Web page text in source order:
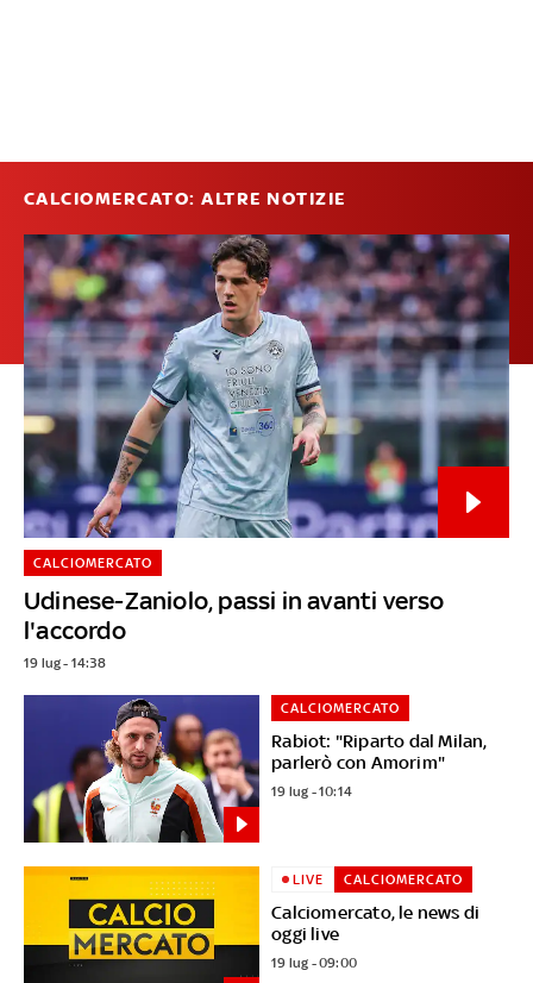
CALCIOMERCATO: ALTRE NOTIZIE
Udinese-Zaniolo, passi in avanti verso
l'accordo
CALCIOMERCATO
19 lug - 14:38
Rabiot: "Riparto dal Milan,
parlerò con Amorim"
CALCIOMERCATO
19 lug - 10:14
Calciomercato, le news di
oggi live
LIVE CALCIOMERCATO
19 lug - 09:00